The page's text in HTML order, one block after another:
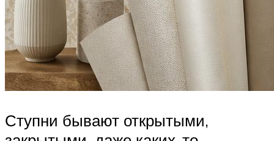
Ступни бывают открытыми,